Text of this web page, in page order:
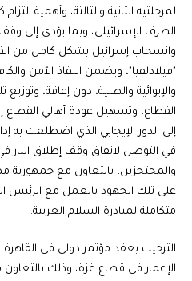
لمرحلتيه الثانية والثالثة، وأهمية
الطرف الإسرائيلي، وبما يؤدي إلى
وانسحاب إسرائيل بشكل كامل من
"فيلادلفيا"، ويضمن النفاذ الآمن
والإيوائية والطبية، دون إعاقة،
القطاع، وتسهيل عودة أهالي القطاع
إلى الدور الإيجابي الذي اضطلعت به
في التوصل لاتفاق وقف إطلاق النار
والمحتجزين، بالتعاون مع جمهورية
على تلك الجهود بالعمل مع الرئيس
متكاملة لمبادرة السلام العربية.
الترحيب بعقد مؤتمر دولي في
الإعمار في قطاع غزة، وذلك